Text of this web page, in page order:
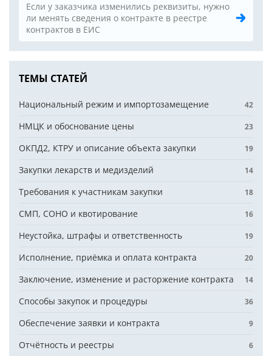
Если у заказчика изменились реквизиты, нужно
ли менять сведения о контракте в реестре
контрактов в ЕИС
ТЕМЫ СТАТЕЙ
Национальный режим и импортозамещение 42
НМЦК и обоснование цены 23
ОКПД2, КТРУ и описание объекта закупки 19
Закупки лекарств и медизделий 14
Требования к участникам закупки 18
СМП, СОНО и квотирование 16
Неустойка, штрафы и ответственность 19
Исполнение, приёмка и оплата контракта 20
Заключение, изменение и расторжение контракта 14
Способы закупок и процедуры 36
Обеспечение заявки и контракта 9
Отчётность и реестры 6